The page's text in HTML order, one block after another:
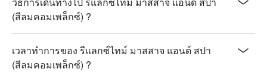
(สีลมคอมเพล็กซ์) ?
เวลาทำการของ รีแลกซ์ไทม์ มาสสาจ แอนด์ สปา
(สีลมคอมเพล็กซ์) ?